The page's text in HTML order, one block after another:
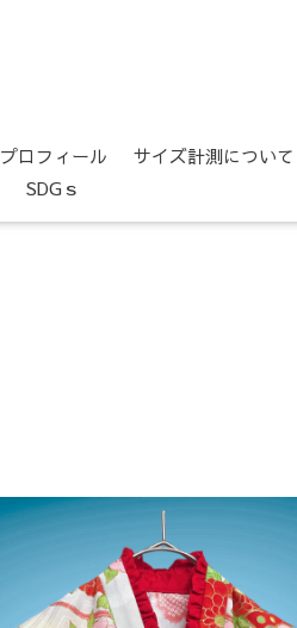
プロフィール サイズ計測について
SDGｓ